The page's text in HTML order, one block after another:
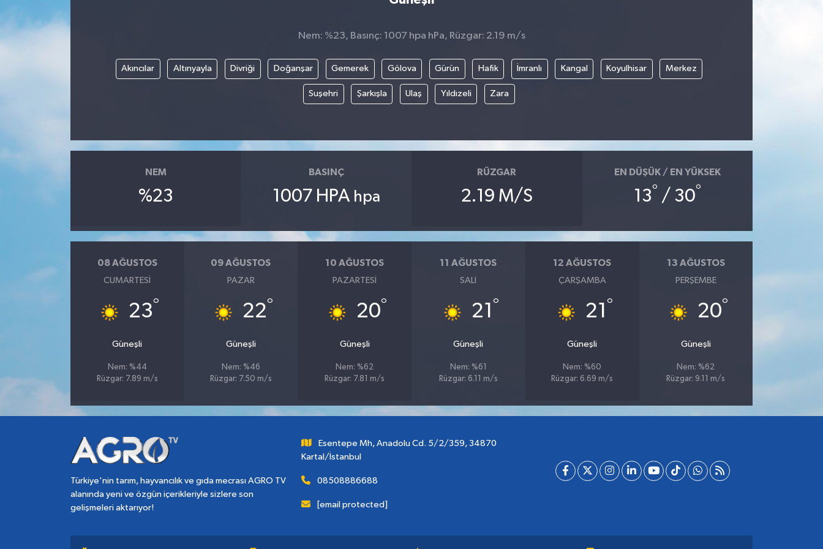
Nem: %23, Basınç: 1007 hpa hPa, Rüzgar: 2.19 m/s
Akıncılar Altınyayla Divriği Doğanşar Gemerek Gölova Gürün Hafik İmranlı Kangal Koyulhisar Merkez
Suşehri Şarkışla Ulaş Yıldızeli Zara
NEM
%23
BASINÇ
1007 HPA hpa
RÜZGAR
2.19 M/S
EN DÜŞÜK / EN YÜKSEK
13° / 30°
08 AĞUSTOS
CUMARTESI
23°
Güneşli
Nem: %44
Rüzgar: 7.89 m/s
09 AĞUSTOS
PAZAR
22°
Güneşli
Nem: %46
Rüzgar: 7.50 m/s
10 AĞUSTOS
PAZARTESI
20°
Güneşli
Nem: %62
Rüzgar: 7.81 m/s
11 AĞUSTOS
SALI
21 °
Güneşli
Nem: %61
Rüzgar: 6.11 m/s
12 AĞUSTOS
ÇARŞAMBA
21 °
Güneşli
Nem: %60
Rüzgar: 6.69 m/s
13 AĞUSTOS
PERŞEMBE
20°
Güneşli
Nem: %62
Rüzgar: 9.11 m/s
Türkiye'nin tarım, hayvancılık ve gıda mecrası AGRO TV
alanında yeni ve özgün içerikleriyle sizlere son
gelişmeleri aktarıyor!
Esentepe Mh, Anadolu Cd. 5/2/359, 34870
Kartal/İstanbul
08508886688
[email protected]